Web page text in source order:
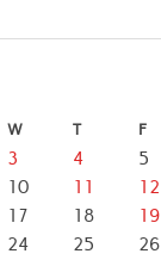
W T F
3 4 5
10 11 12
17 18 19
24 25 26